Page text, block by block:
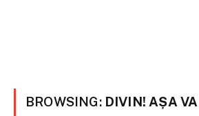
BROWSING: DIVIN! AȘA